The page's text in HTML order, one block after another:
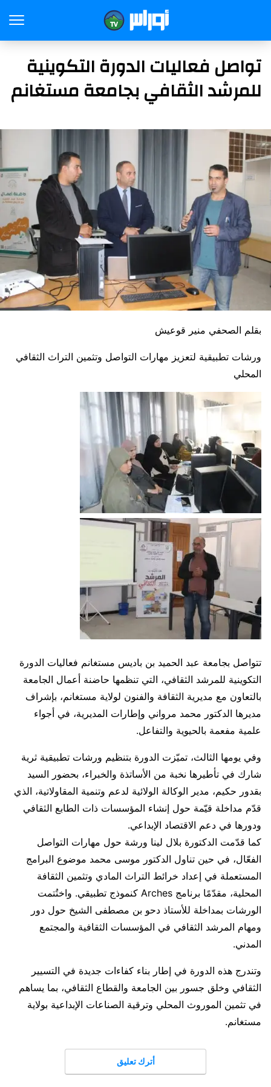
تواصل فعاليات الدورة التكوينية
للمرشد الثقافي بجامعة مستغانم
بقلم الصحفي منير قوعيش
ورشات تطبيقية لتعزيز مهارات التواصل وتثمين التراث الثقافي
المحلي
تتواصل بجامعة عبد الحميد بن باديس مستغانم فعاليات الدورة
التكوينية للمرشد الثقافي، التي تنظمها حاضنة أعمال الجامعة
بالتعاون مع مديرية الثقافة والفنون لولاية مستغانم، بإشراف
مديرها الدكتور محمد مرواني وإطارات المديرية، في أجواء
علمية مفعمة بالحيوية والتفاعل.
وفي يومها الثالث، تميّزت الدورة بتنظيم ورشات تطبيقية ثرية
شارك في تأطيرها نخبة من الأساتذة والخبراء، بحضور السيد
بقدور حكيم، مدير الوكالة الولائية لدعم وتنمية المقاولاتية، الذي
قدّم مداخلة قيّمة حول إنشاء المؤسسات ذات الطابع الثقافي
ودورها في دعم الاقتصاد الإبداعي.
كما قدّمت الدكتورة بلال لينا ورشة حول مهارات التواصل
الفعّال، في حين تناول الدكتور موسى محمد موضوع البرامج
المستعملة في إعداد خرائط التراث المادي وتثمين الثقافة
المحلية، مقدّمًا برنامج Arches كنموذج تطبيقي. واختُتمت
الورشات بمداخلة للأستاذ دحو بن مصطفى الشيخ حول دور
ومهام المرشد الثقافي في المؤسسات الثقافية والمجتمع
المدني.
وتندرج هذه الدورة في إطار بناء كفاءات جديدة في التسيير
الثقافي وخلق جسور بين الجامعة والقطاع الثقافي، بما يساهم
في تثمين الموروث المحلي وترقية الصناعات الإبداعية بولاية
مستغانم.
أترك تعليق